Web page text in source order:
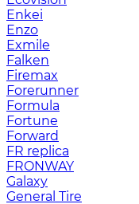
Enkei
Enzo
Exmile
Falken
Firemax
Forerunner
Formula
Fortune
Forward
FR replica
FRONWAY
Galaxy
General Tire